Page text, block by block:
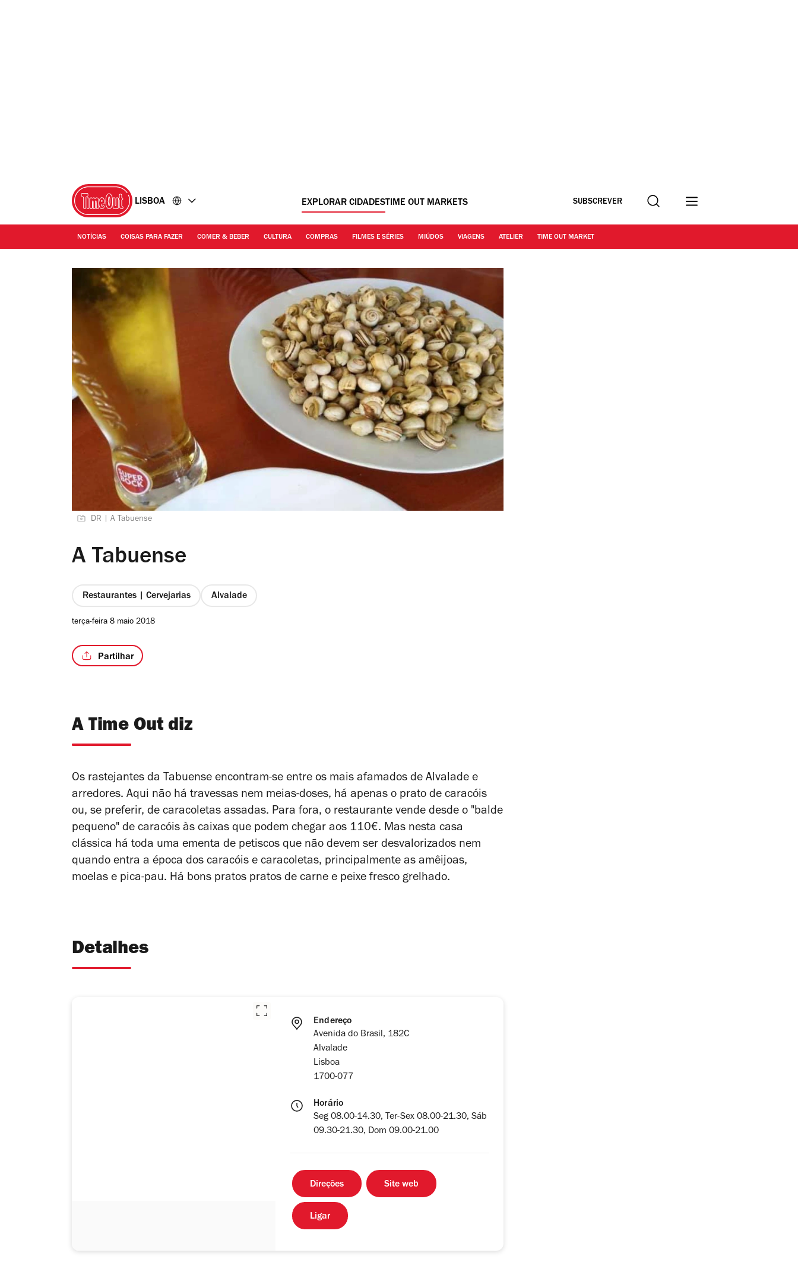
LISBOA EXPLORAR CIDADESTIME OUT MARKETS SUBSCREVER Procurar
NOTÍCIAS COISAS PARA FAZER COMER & BEBER CULTURA COMPRAS FILMES E SÉRIES MIÚDOS VIAGENS ATELIER TIME OUT MARKET
DR | A Tabuense
A Tabuense
Restaurantes | Cervejarias Alvalade
terça-feira 8 maio 2018
Partilhar
A Time Out diz
Os rastejantes da Tabuense encontram-se entre os mais afamados de Alvalade e
arredores. Aqui não há travessas nem meias-doses, há apenas o prato de caracóis
ou, se preferir, de caracoletas assadas. Para fora, o restaurante vende desde o "balde
pequeno" de caracóis às caixas que podem chegar aos 110€. Mas nesta casa
clássica há toda uma ementa de petiscos que não devem ser desvalorizados nem
quando entra a época dos caracóis e caracoletas, principalmente as amêijoas,
moelas e pica-pau. Há bons pratos pratos de carne e peixe fresco grelhado.
Detalhes
Endereço
Avenida do Brasil, 182C
Alvalade
Lisboa
1700-077
Horário
Seg 08.00-14.30, Ter-Sex 08.00-21.30, Sáb
09.30-21.30, Dom 09.00-21.00
Direções Site web
Ligar